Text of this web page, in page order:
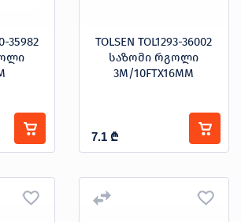
35982
TOLSEN TOL1293-36002
საზომი რგოლი
3M/10FTX16MM
7.1 ₾